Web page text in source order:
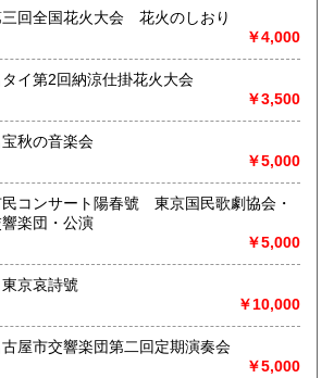
お気軽に当店にご相談ください。
でご連絡次第、即日に参上いたします。古
い取り、大量大歓迎です。
(和本、古文書、紙物チラシ、郷土資料、地
美術、文学、雑誌等)に力を入れておりま
部門で取り扱いしておりますので引越し増
心に近県の方、日時打ち合わせの後、ご
・買入をさせていただきます。
絡ください。
でお送りいただければ、即日に評価しご
す。
飛保町栄284 扶桑文庫 担当井
三回全国花火大会 花火のしおり
￥4,000
タイ第2回納涼仕掛花火大会
￥3,500
宝秋の音楽会
￥5,000
民コンサート陽春號 東京国民歌劇協会・
楽団・公演
￥5,000
京哀詩號
￥10,000
古屋市交響楽団第二回定期演奏会
￥5,000